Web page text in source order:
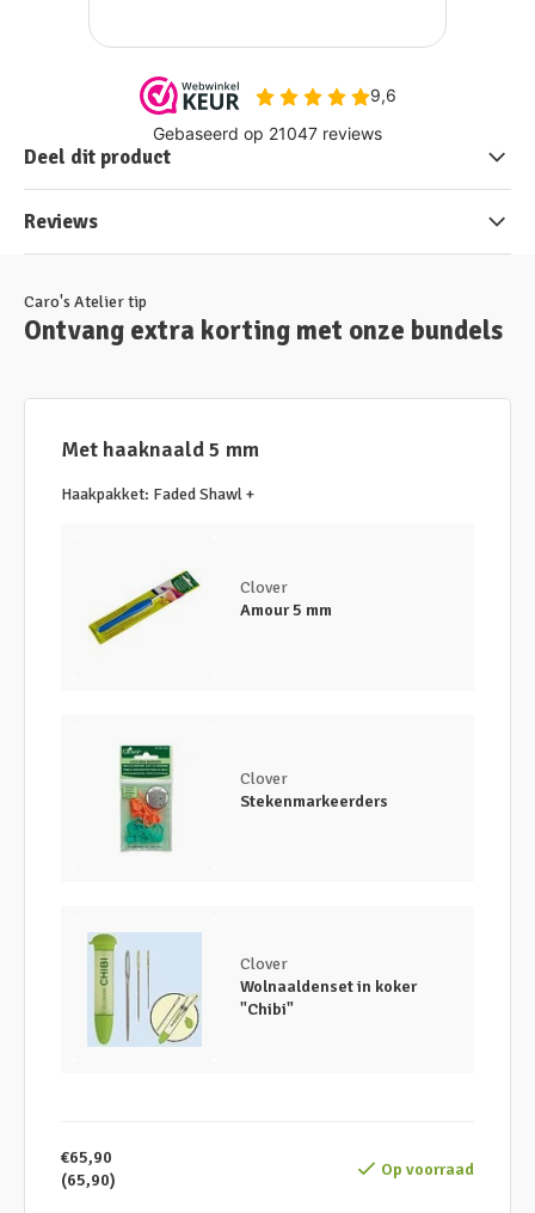
Deel dit product
Reviews
Caro's Atelier tip
Ontvang extra korting met onze bundels
Met haaknaald 5 mm
Haakpakket: Faded Shawl +
Clover
Amour 5 mm
Clover
Stekenmarkeerders
Clover
Wolnaaldenset in koker
"Chibi"
€65,90
(65,90)
Op voorraad